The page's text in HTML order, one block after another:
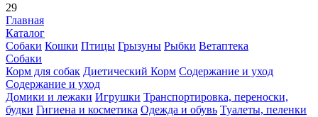
29
Главная
Каталог
Собаки Кошки Птицы Грызуны Рыбки Ветаптека
Собаки
Корм для собак Диетический Корм Содержание и уход
Содержание и уход
Домики и лежаки Игрушки Транспортировка, переноски,
будки Гигиена и косметика Одежда и обувь Туалеты, пеленки